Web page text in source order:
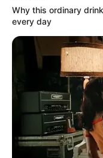
03/06/2021
1.500 FolgeGünther
Juni (20:15 Uhr bei
Jubiläumsshow
Quizmaster geht
weder die
Spielvariante um
Why this ordinary
every day